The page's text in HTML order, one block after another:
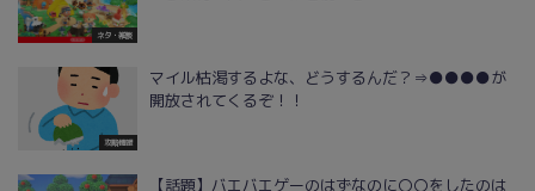
ネタ・雑談
攻略情報
マイル枯渇するよな、どうするんだ？⇒●●●●が
開放されてくるぞ！！
【話題】バエバエゲーのはずなのに〇〇をしたのは